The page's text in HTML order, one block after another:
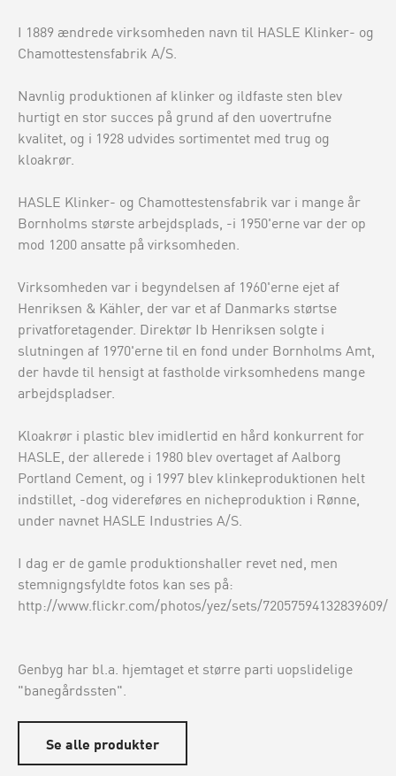
I 1889 ændrede virksomheden navn til HASLE Klinker- og
Chamottestensfabrik A/S.
Navnlig produktionen af klinker og ildfaste sten blev
hurtigt en stor succes på grund af den uovertrufne
kvalitet, og i 1928 udvides sortimentet med trug og
kloakrør.
HASLE Klinker- og Chamottestensfabrik var i mange år
Bornholms største arbejdsplads, -i 1950'erne var der op
mod 1200 ansatte på virksomheden.
Virksomheden var i begyndelsen af 1960'erne ejet af
Henriksen & Kähler, der var et af Danmarks størtse
privatforetagender. Direktør Ib Henriksen solgte i
slutningen af 1970'erne til en fond under Bornholms Amt,
der havde til hensigt at fastholde virksomhedens mange
arbejdspladser.
Kloakrør i plastic blev imidlertid en hård konkurrent for
HASLE, der allerede i 1980 blev overtaget af Aalborg
Portland Cement, og i 1997 blev klinkeproduktionen helt
indstillet, -dog videreføres en nicheproduktion i Rønne,
under navnet HASLE Industries A/S.
I dag er de gamle produktionshaller revet ned, men
stemnigngsfyldte fotos kan ses på:
http://www.flickr.com/photos/yez/sets/72057594132839609/
Genbyg har bl.a. hjemtaget et større parti uopslidelige
"banegårdssten".
Se alle produkter